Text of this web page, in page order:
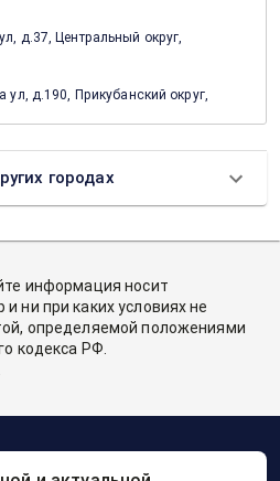
д.37, Центральный округ,
ул, д.190, Прикубанский округ,
ул, д.30/1,
г)
ул, д.108, Центральный округ,
кт, д.9/1, Западный округ,
ул, д.54, Прикубанский округ,
городах
информация носит
ни при каких условиях не
определяемой положениями
кодекса РФ.